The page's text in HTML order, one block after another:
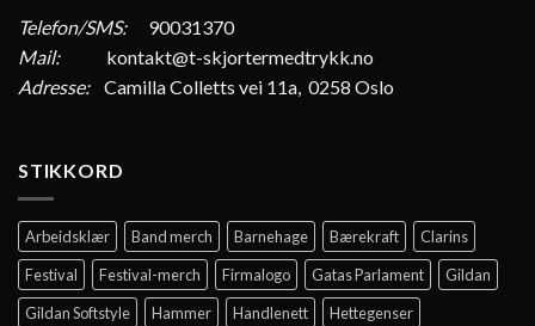
Telefon/SMS:
90031370
Mail:
kontakt@t-skjortermedtrykk.no
Adresse: Camilla Colletts vei 11a, 0258 Oslo
STIKKORD
Arbeidsklær Band merch Barnehage Bærekraft
Clarins
Festival
Festival-merch Firmalogo Gatas Parlament
Gildan
Gildan Softstyle
Hammer Handlenett
Hettegenser